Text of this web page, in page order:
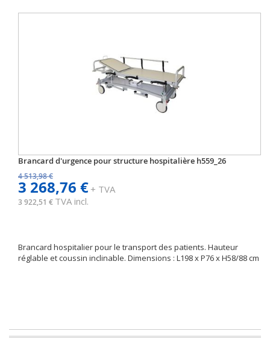
Brancard d'urgence pour structure hospitalière h559_26
4 513,98 €
3 268,76 €+ TVA
3 922,51 € TVA incl.
Brancard hospitalier pour le transport des patients. Hauteur
réglable et coussin inclinable. Dimensions : L198 x P76 x H58/88 cm